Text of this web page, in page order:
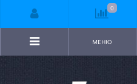
МЕНЮ
0